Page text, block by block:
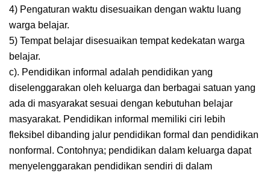
4) Pengaturan waktu disesuaikan dengan waktu luang
warga belajar.
5) Tempat belajar disesuaikan tempat kedekatan warga
belajar.
c). Pendidikan informal adalah pendidikan yang
diselenggarakan oleh keluarga dan berbagai satuan yang
ada di masyarakat sesuai dengan kebutuhan belajar
masyarakat. Pendidikan informal memiliki ciri lebih
fleksibel dibanding jalur pendidikan formal dan pendidikan
nonformal. Contohnya; pendidikan dalam keluarga dapat
menyelenggarakan pendidikan sendiri di dalam